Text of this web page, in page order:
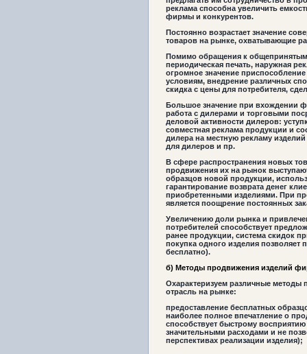
реклама способна увеличить
фирмы и конкурентов.
Постоянно возрастает значение
товаров на рынке, охватывающие
Помимо обращения к
периодическая печать, наружная
огромное значение
условиям, внедрение различных
скидка с цены для потребителя,
Большое значение при вхождении
работа с дилерами и торговыми
деловой активности дилеров:
совместная реклама продукции и
дилера на местную рекламу
для дилеров и пр.
В сфере распространения новых
продвижения их на рынок
образцов новой продукции,
гарантирование возврата денег
приобретенными изделиями. При
является поощрение постоянных
Увеличению доли рынка и
потребителей способствует
ранее продукции, система скидок
покупка одного изделия позволяет
бесплатно).
б) Методы продвижения изделий
Охарактеризуем различные
отрасль на рынке:
предоставление бесплатных
наиболее полное впечатление о
способствует быстрому
значительными расходами и не
перспективах реализации изделия);